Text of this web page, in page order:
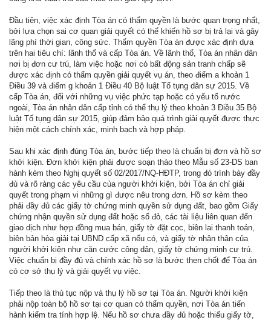
Đầu tiên, việc xác định Tòa án có thẩm quyền là bước quan trọng nhất,
bởi lựa chọn sai cơ quan giải quyết có thể khiến hồ sơ bị trả lại và gây
lãng phí thời gian, công sức. Thẩm quyền Tòa án được xác định dựa
trên hai tiêu chí: lãnh thổ và cấp Tòa án. Về lãnh thổ, Tòa án nhân dân
nơi bị đơn cư trú, làm việc hoặc nơi có bất động sản tranh chấp sẽ
được xác định có thẩm quyền giải quyết vụ án, theo điểm a khoản 1
Điều 39 và điểm g khoản 1 Điều 40 Bộ luật Tố tụng dân sự 2015. Về
cấp Tòa án, đối với những vụ việc phức tạp hoặc có yếu tố nước
ngoài, Tòa án nhân dân cấp tỉnh có thể thụ lý theo khoản 3 Điều 35 Bộ
luật Tố tụng dân sự 2015, giúp đảm bảo quá trình giải quyết được thực
hiện một cách chính xác, minh bạch và hợp pháp.
Sau khi xác định đúng Tòa án, bước tiếp theo là chuẩn bị đơn và hồ sơ
khởi kiện. Đơn khởi kiện phải được soạn thảo theo Mẫu số 23-DS ban
hành kèm theo Nghị quyết số 02/2017/NQ-HĐTP, trong đó trình bày đầy
đủ và rõ ràng các yêu cầu của người khởi kiện, bởi Tòa án chỉ giải
quyết trong phạm vi những gì được nêu trong đơn. Hồ sơ kèm theo
phải đầy đủ các giấy tờ chứng minh quyền sử dụng đất, bao gồm Giấy
chứng nhận quyền sử dụng đất hoặc sổ đỏ, các tài liệu liên quan đến
giao dịch như hợp đồng mua bán, giấy tờ đặt cọc, biên lai thanh toán,
biên bản hòa giải tại UBND cấp xã nếu có, và giấy tờ nhân thân của
người khởi kiện như căn cước công dân, giấy tờ chứng minh cư trú.
Việc chuẩn bị đầy đủ và chính xác hồ sơ là bước then chốt để Tòa án
có cơ sở thụ lý và giải quyết vụ việc.
Tiếp theo là thủ tục nộp và thụ lý hồ sơ tại Tòa án. Người khởi kiện
phải nộp toàn bộ hồ sơ tại cơ quan có thẩm quyền, nơi Tòa án tiến
hành kiểm tra tính hợp lệ. Nếu hồ sơ chưa đầy đủ hoặc thiếu giấy tờ,